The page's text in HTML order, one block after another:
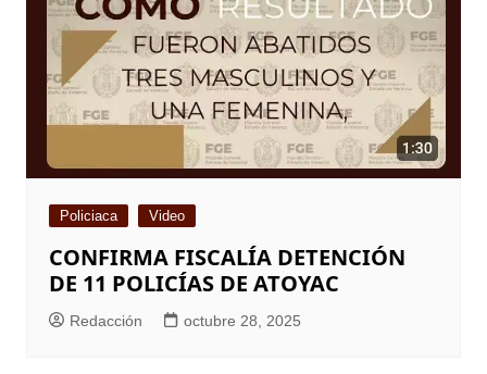
Policiaca Video
CONFIRMA FISCALÍA DETENCIÓN
DE 11 POLICÍAS DE ATOYAC
Redacción octubre 28, 2025